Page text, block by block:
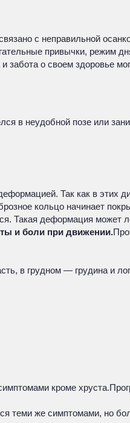
с неправильной
привычки, режим
о своем здоровье
в неудобной позе или
Так как в этих
кольцо начинает
Такая деформация может
и боли при движении.
в грудном — грудина и
кроме
теми же симптомами, но